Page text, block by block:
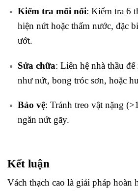
Kiểm tra mối nối: Kiểm tra 6
hiện nứt hoặc thấm nước, đặc
ướt.
Sửa chữa: Liên hệ nhà thầu
như nứt, bong tróc sơn, hoặc
Bảo vệ: Tránh treo vật nặng
ngăn nứt gãy.
Kết luận
Vách thạch cao là giải pháp hoàn